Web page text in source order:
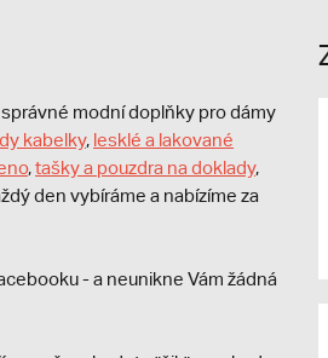
modní doplňky pro dámy
kabelky, lesklé a lakované
,tašky a pouzdra na doklady,
den vybíráme a nabízíme za
- a neunikne Vám žádná